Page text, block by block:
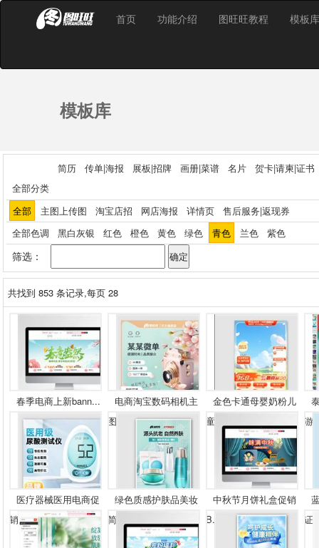
首页 功能介绍 图旺旺教程 模板库
模板库
全部分类
简历 传单|海报 展板|招牌 画册|菜谱 名片 贺卡|请柬|证书
全部 主图上传图 淘宝店招 网店海报 详情页
售后服务|返现券
全部色调
黑白灰银 红色 橙色 黄色 绿色 青色 兰色 紫色
筛选：
共找到 853 条记录,每页 28
春季电商上新bann...
电商淘宝数码相机主
图...
金色卡通母婴奶粉儿
童...
游
医疗器械医用电商促
销...
绿色质感护肤品美妆
简...
中秋节月饼礼盒促销
B...
证